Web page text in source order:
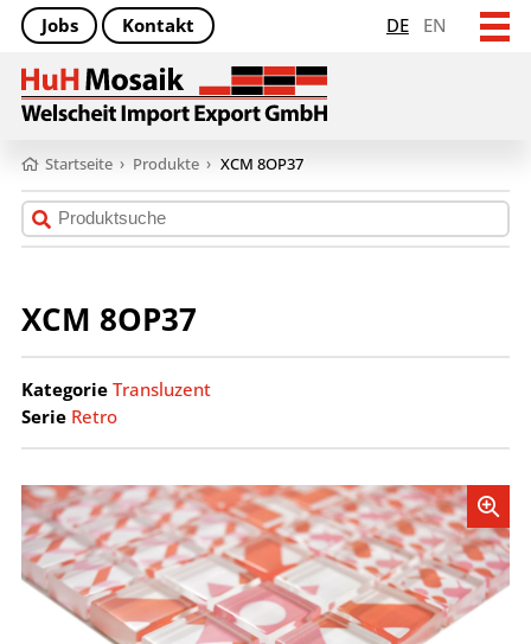
DE EN
Jobs Kontakt
Startseite › Produkte › XCM 8OP37
XCM 8OP37
Kategorie Transluzent
Serie Retro